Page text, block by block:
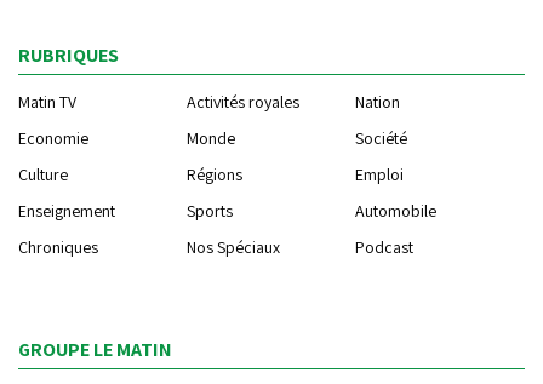
RUBRIQUES
Matin TV Activités royales
Nation
Economie
Monde
Société
Culture
Régions
Emploi
Enseignement
Sports
Automobile
Chroniques
Nos Spéciaux Podcast
GROUPE LE MATIN